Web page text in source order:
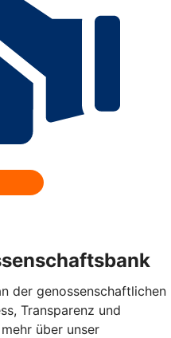
der genossenschaftlichen
Transparenz und
über unser